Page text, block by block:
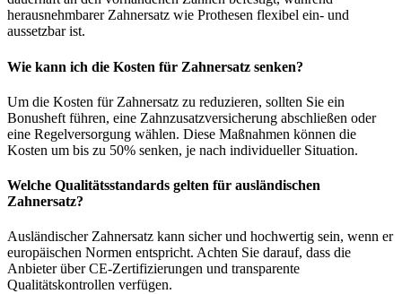
herausnehmbarer Zahnersatz wie Prothesen flexibel ein- und
aussetzbar ist.
Wie kann ich die Kosten für Zahnersatz senken?
Um die Kosten für Zahnersatz zu reduzieren, sollten Sie ein
Bonusheft führen, eine Zahnzusatzversicherung abschließen oder
eine Regelversorgung wählen. Diese Maßnahmen können die
Kosten um bis zu 50% senken, je nach individueller Situation.
Welche Qualitätsstandards gelten für ausländischen
Zahnersatz?
Ausländischer Zahnersatz kann sicher und hochwertig sein, wenn er
europäischen Normen entspricht. Achten Sie darauf, dass die
Anbieter über CE-Zertifizierungen und transparente
Qualitätskontrollen verfügen.